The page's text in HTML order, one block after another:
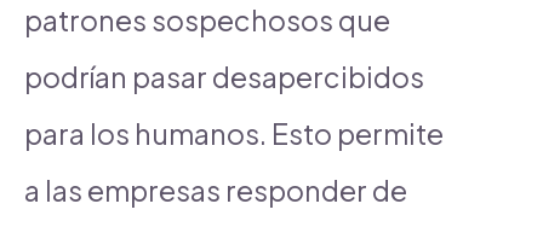
patrones sospechosos que
podrían pasar desapercibidos
para los humanos. Esto permite
a las empresas responder de